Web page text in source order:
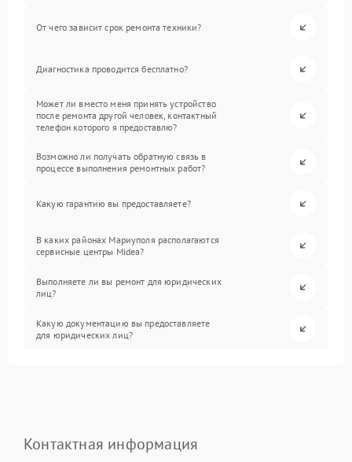
От чего зависит срок ремонта техники?
Диагностика проводится бесплатно?
Может ли вместо меня принять устройство
после ремонта другой человек, контактный
телефон которого я предоставлю?
Возможно ли получать обратную связь в
процессе выполнения ремонтных работ?
Какую гарантию вы предоставляете?
В каких районах Мариуполя располагаются
сервисные центры Midea?
Выполняете ли вы ремонт для юридических
лиц?
Какую документацию вы предоставляете
для юридических лиц?
Контактная информация